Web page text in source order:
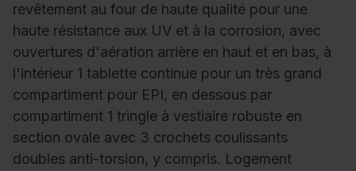
revêtement au four de haute qualité pour une
haute résistance aux UV et à la corrosion, avec
ouvertures d'aération arrière en haut et en bas, à
l'intérieur 1 tablette continue pour un très grand
compartiment pour EPI, en dessous par
compartiment 1 tringle à vestiaire robuste en
section ovale avec 3 crochets coulissants
doubles anti-torsion, y compris. Logement